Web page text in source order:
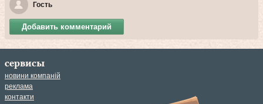
Гость
Добавить комментарий
сервисы
новини компаній
реклама
контакти